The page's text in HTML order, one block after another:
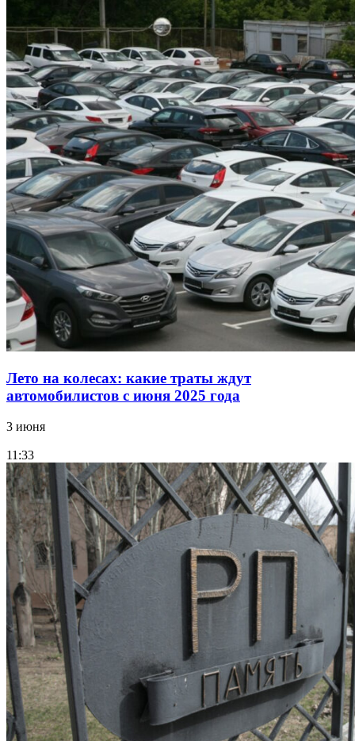
Лето на колесах: какие траты ждут
автомобилистов с июня 2025 года
3 июня
11:33